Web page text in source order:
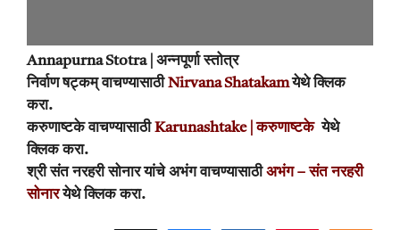
Annapurna Stotra | अन्नपूर्णा स्तोत्र
निर्वाण षट्कम्वाचण्यासाठीNirvana Shatakamयेथे क्लिक
करा.
करुणाष्टके वाचण्यासाठीKarunashtake | करुणाष्टकेयेथे
क्लिक करा.
श्री संत नरहरी सोनार यांचे अभंग वाचण्यासाठीअभंग – संत नरहरी
सोनारयेथे क्लिक करा.